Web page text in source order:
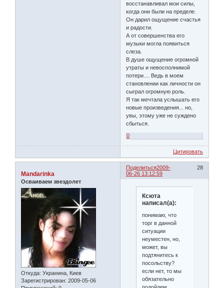
восстанавливал мои силы,
когда они были на пределе.
Он дарил ощущение счастья
и радости.
А от совершенства его
музыки могла появиться
слеза.
В душе ощущение огромной
утраты и невосполнимой
потери.... Ведь в моем
становлении как личности он
сыграл огромную роль.
Я так мечтала услышать его
новые произведения... но,
увы, этому уже не суждено
сбыться.
0
Цитировать
Поделиться 28
2009-
06-26 13:12:59
Mandarinka
Осваиваем звездолет
Откуда: Укранина, Киев
Зарегистрирован: 2009-05-06
Ксюта
написал(а):
понимаю, что
торг в данной
ситуации
неуместен, но,
может, вы
подтянитесь к
посольству?
если нет, то мы
обязательно
подойдем